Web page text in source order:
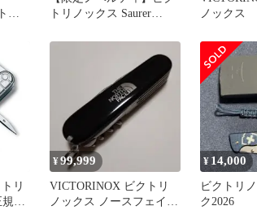
ラ
トリノックス Saurer
ノックス
ール
リ
¥99,999
VICTORINOX ビクトリ
ノックス ノースフェイス
¥ 14,000
ビクトリ
ク2026